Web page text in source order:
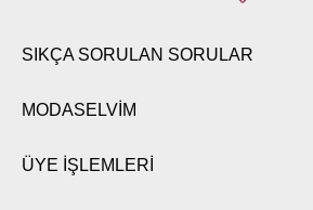
46
50
SIKÇA SORULAN SORULAR
MODASELVİM
ÜYE İŞLEMLERİ